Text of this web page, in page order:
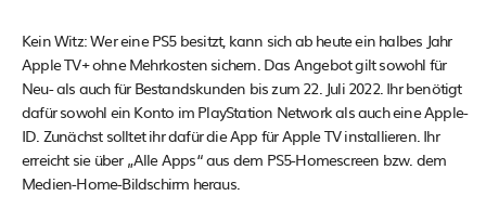
Kein Witz: Wer eine PS5 besitzt, kann sich ab heute ein halbes Jahr
Apple TV+ ohne Mehrkosten sichern. Das Angebot gilt sowohl für
Neu- als auch für Bestandskunden bis zum 22. Juli 2022. Ihr benötigt
dafür sowohl ein Konto im PlayStation Network als auch eine Apple-
ID. Zunächst solltet ihr dafür die App für Apple TV installieren. Ihr
erreicht sie über „Alle Apps“ aus dem PS5-Homescreen bzw. dem
Medien-Home-Bildschirm heraus.